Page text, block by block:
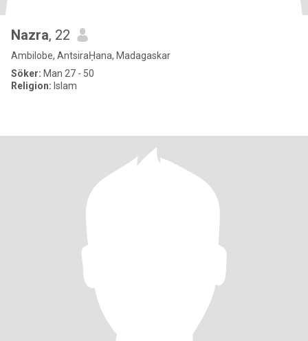
Nazra, 22
Ambilobe, AntsiraḤana, Madagaskar
Söker: Man 27 - 50
Religion: Islam